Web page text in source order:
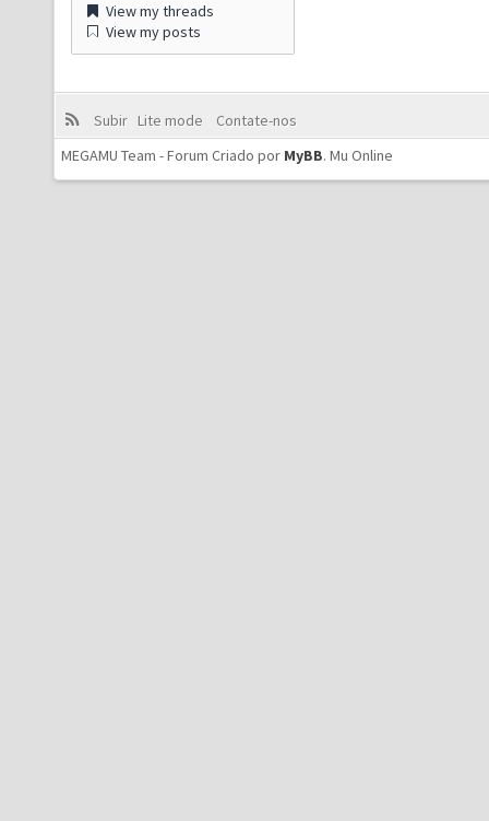
View my threads
View my posts
Subir Lite mode
Contate-nos
MEGAMU Team - Forum Criado por MyBB. Mu Online